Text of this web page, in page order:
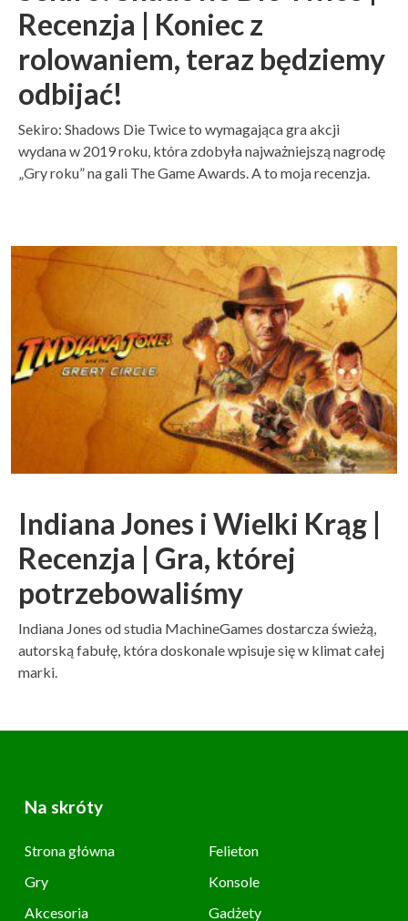
Recenzja | Koniec z
rolowaniem, teraz będziemy
odbijać!
Sekiro: Shadows Die Twice to wymagająca gra akcji
wydana w 2019 roku, która zdobyła najważniejszą nagrodę
„Gry roku” na gali The Game Awards. A to moja recenzja.
Indiana Jones i Wielki Krąg |
Recenzja | Gra, której
potrzebowaliśmy
Indiana Jones od studia MachineGames dostarcza świeżą,
autorską fabułę, która doskonale wpisuje się w klimat całej
marki.
Na skróty
Strona główna
Felieton
Gry
Konsole
Akcesoria
Gadżety